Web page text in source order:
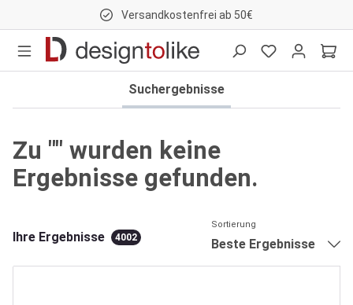
Versandkostenfrei ab 50€
Suchergebnisse
Zu "" wurden keine
Ergebnisse gefunden.
Ihre Ergebnisse 4002
Sortierung
Beste Ergebnisse